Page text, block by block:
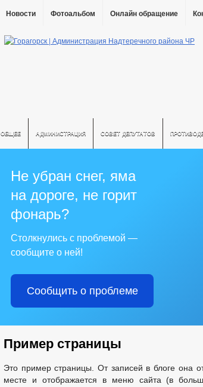
Новости Фотоальбом Онлайн обращение
ОБЩЕЕ АДМИНИСТРАЦИЯ СОВЕТ ДЕПУТАТОВ
Не убран снег, яма
на дороге, не горит
фонарь?
Столкнулись с проблемой —
сообщите о ней!
Сообщить о проблеме
Пример страницы
Это пример страницы. От записей в блоге она
месте и отображается в меню сайта (в